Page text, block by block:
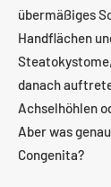
übermäßiges
Handflächen
danach
Achselhöhlen
Aber was
Congenita?